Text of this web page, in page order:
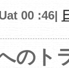
00 :46|
のト